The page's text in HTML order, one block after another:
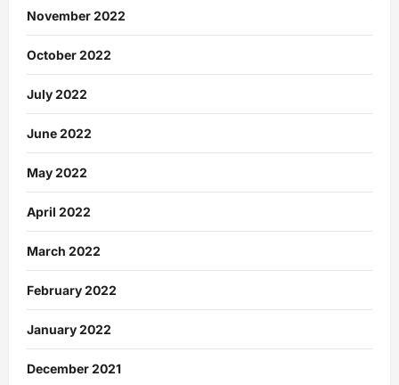
November 2022
October 2022
July 2022
June 2022
May 2022
April 2022
March 2022
February 2022
January 2022
December 2021